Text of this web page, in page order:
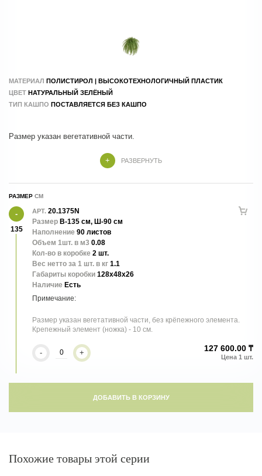
МАТЕРИАЛ ПОЛИСТИРОЛ | ВЫСОКОТЕХНОЛОГИЧНЫЙ ПЛАСТИК
ЦВЕТ НАТУРАЛЬНЫЙ ЗЕЛЁНЫЙ
ТИП КАШПО ПОСТАВЛЯЕТСЯ БЕЗ КАШПО
Крепежный элемент (ножка) - 10 см.РАЗВЕРНУТЬ
РАЗМЕР
135
АРТ. 20.1375N
Размер В-135 см, Ш-90 см
Наполнение 90 листов
Объем 1шт. в м3 0.08
Кол-во в коробке 2 шт.
Вес нетто за 1 шт. в кг 1.1
Габариты коробки 128x48x26
Наличие Есть
Размер указан вегетативной части, без крёпежного элемента.
Крепежный элемент (ножка) - 10 см.
- + 127 600.00 ₸
ДОБАВИТЬ В КОРЗИНУ
Похожие товары этой серии